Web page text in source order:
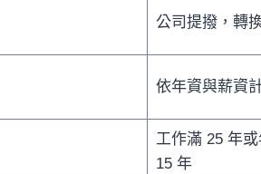
公司提撥，轉
依年資與薪資
工作滿 25 年
15 年